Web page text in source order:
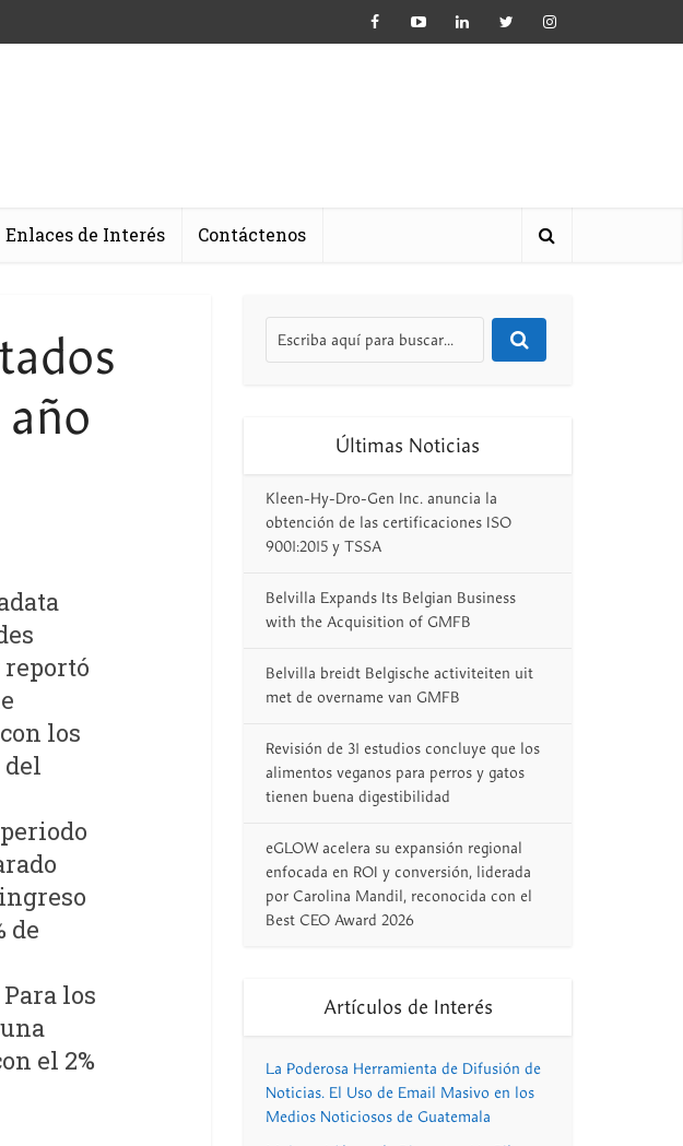
Enlaces de Interés Contáctenos
los
de
los
el 2%
Últimas Noticias
Kleen-Hy-Dro-Gen Inc. anuncia la
obtención de las certificaciones ISO
9001:2015 y TSSA
Belvilla Expands Its Belgian Business
with the Acquisition of GMFB
Belvilla breidt Belgische activiteiten uit
met de overname van GMFB
Revisión de 31 estudios concluye que los
alimentos veganos para perros y gatos
tienen buena digestibilidad
eGLOW acelera su expansión regional
enfocada en ROI y conversión, liderada
por Carolina Mandil, reconocida con el
Best CEO Award 2026
Artículos de Interés
La Poderosa Herramienta de Difusión de
Noticias. El Uso de Email Masivo en los
Medios Noticiosos de Guatemala